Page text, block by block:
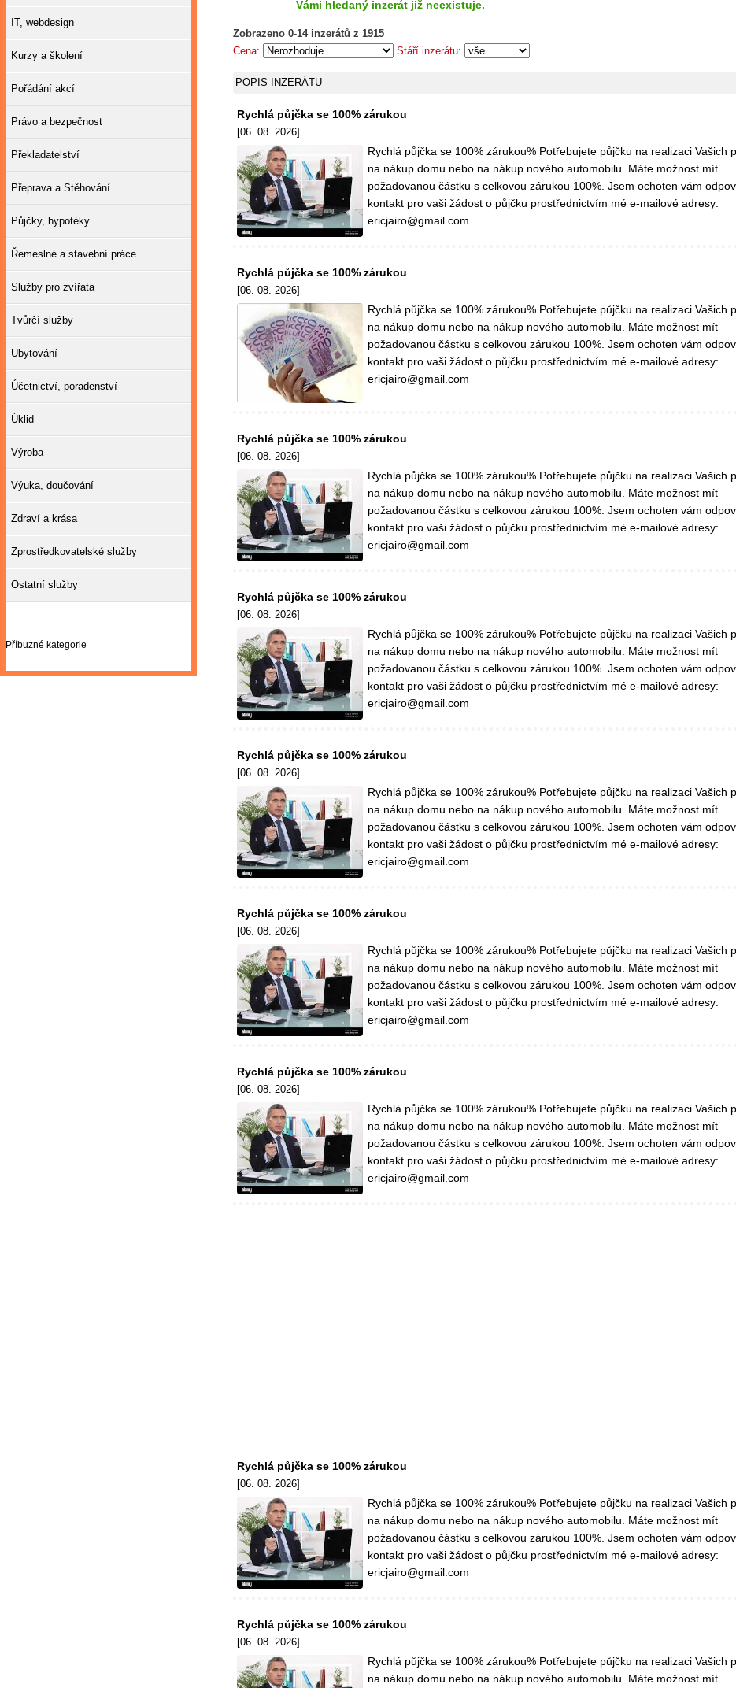
Vámi hledaný inzerát již neexistuje.
Zobrazeno 0-14 inzerátů z 1915
Cena:
Stáří inzerátu:
POPIS INZERÁTU
Rychlá půjčka se 100% zárukou
[06. 08. 2026]
Rychlá půjčka se 100% zárukou% Potřebujete půjčku na realizaci Vašich
na nákup domu nebo na nákup nového automobilu. Máte možnost mít
požadovanou částku s celkovou zárukou 100%. Jsem ochoten vám
kontakt pro vaši žádost o půjčku prostřednictvím mé e-mailové adresy:
ericjairo@gmail.com
Rychlá půjčka se 100% zárukou
[06. 08. 2026]
Rychlá půjčka se 100% zárukou% Potřebujete půjčku na realizaci Vašich
na nákup domu nebo na nákup nového automobilu. Máte možnost mít
požadovanou částku s celkovou zárukou 100%. Jsem ochoten vám
kontakt pro vaši žádost o půjčku prostřednictvím mé e-mailové adresy:
ericjairo@gmail.com
Rychlá půjčka se 100% zárukou
[06. 08. 2026]
Rychlá půjčka se 100% zárukou% Potřebujete půjčku na realizaci Vašich
na nákup domu nebo na nákup nového automobilu. Máte možnost mít
požadovanou částku s celkovou zárukou 100%. Jsem ochoten vám
kontakt pro vaši žádost o půjčku prostřednictvím mé e-mailové adresy:
ericjairo@gmail.com
Rychlá půjčka se 100% zárukou
[06. 08. 2026]
Rychlá půjčka se 100% zárukou% Potřebujete půjčku na realizaci Vašich
na nákup domu nebo na nákup nového automobilu. Máte možnost mít
požadovanou částku s celkovou zárukou 100%. Jsem ochoten vám
kontakt pro vaši žádost o půjčku prostřednictvím mé e-mailové adresy:
ericjairo@gmail.com
Rychlá půjčka se 100% zárukou
[06. 08. 2026]
Rychlá půjčka se 100% zárukou% Potřebujete půjčku na realizaci Vašich
na nákup domu nebo na nákup nového automobilu. Máte možnost mít
požadovanou částku s celkovou zárukou 100%. Jsem ochoten vám
kontakt pro vaši žádost o půjčku prostřednictvím mé e-mailové adresy:
ericjairo@gmail.com
Rychlá půjčka se 100% zárukou
[06. 08. 2026]
Rychlá půjčka se 100% zárukou% Potřebujete půjčku na realizaci Vašich
na nákup domu nebo na nákup nového automobilu. Máte možnost mít
požadovanou částku s celkovou zárukou 100%. Jsem ochoten vám
kontakt pro vaši žádost o půjčku prostřednictvím mé e-mailové adresy:
ericjairo@gmail.com
Rychlá půjčka se 100% zárukou
[06. 08. 2026]
Rychlá půjčka se 100% zárukou% Potřebujete půjčku na realizaci Vašich
na nákup domu nebo na nákup nového automobilu. Máte možnost mít
požadovanou částku s celkovou zárukou 100%. Jsem ochoten vám
kontakt pro vaši žádost o půjčku prostřednictvím mé e-mailové adresy:
ericjairo@gmail.com
Rychlá půjčka se 100% zárukou
[06. 08. 2026]
Rychlá půjčka se 100% zárukou% Potřebujete půjčku na realizaci Vašich
na nákup domu nebo na nákup nového automobilu. Máte možnost mít
požadovanou částku s celkovou zárukou 100%. Jsem ochoten vám
kontakt pro vaši žádost o půjčku prostřednictvím mé e-mailové adresy:
ericjairo@gmail.com
Rychlá půjčka se 100% zárukou
[06. 08. 2026]
Rychlá půjčka se 100% zárukou% Potřebujete půjčku na realizaci Vašich
na nákup domu nebo na nákup nového automobilu. Máte možnost mít
IT, webdesign
Kurzy a školení
Pořádání akcí
Právo a bezpečnost
Překladatelství
Přeprava a Stěhování
Půjčky, hypotéky
Řemeslné a stavební práce
Služby pro zvířata
Tvůrčí služby
Ubytování
Účetnictví, poradenství
Úklid
Výroba
Výuka, doučování
Zdraví a krása
Zprostředkovatelské služby
Ostatní služby
Příbuzné kategorie